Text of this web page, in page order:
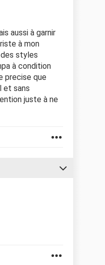
aussi à garnir
à mon
styles
à condition
precise que
et sans
juste à ne